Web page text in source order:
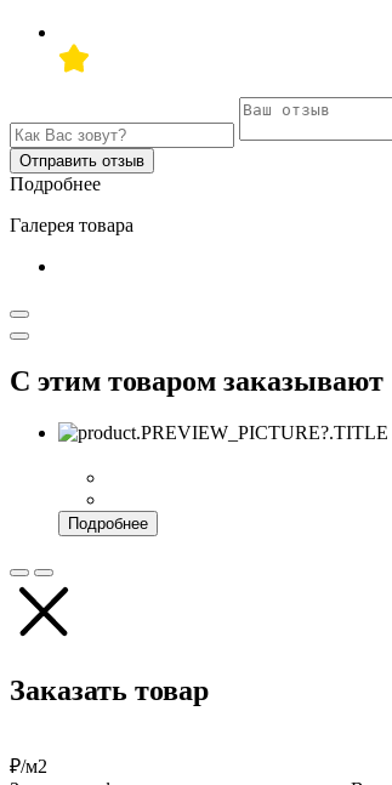
Отправить отзыв
Подробнее
Галерея товара
С этим товаром заказывают
Подробнее
Заказать товар
₽/м2